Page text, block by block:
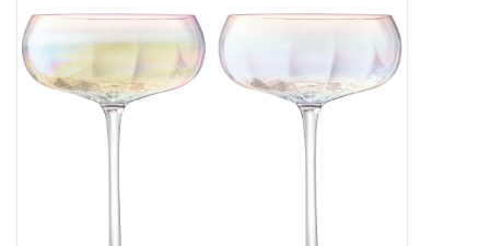
Kaffee & Tee
Bar & Wein